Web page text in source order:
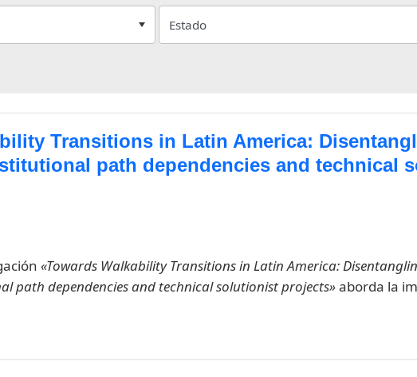
Transitions in Latin America:
path dependencies and technical
«Towards Walkability Transitions in Latin America:
path dependencies and technical solutionist projects»aborda la